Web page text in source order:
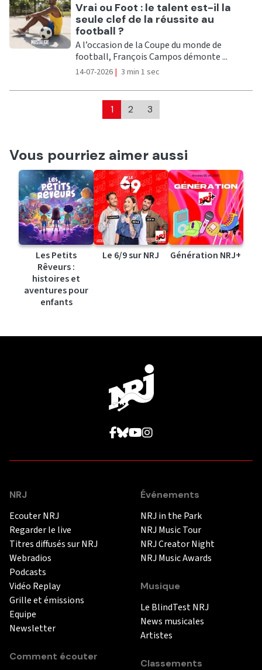
Ecouter
Vrai ou Foot : le talent est-il la
seule clef de la réussite au
football ?
A l’occasion de la Coupe du monde de
football, François Campos démonte ...
14-07-2026 | 3 min 1 sec
1 2 3
Vous pourriez aimer aussi
Les Petits
Rêveurs :
histoires et
aventures pour
enfants
Le 6/9 sur NRJ Génération NRJ+
NRJ
Ecouter NRJ
Regarder le live
Titres diffusés sur NRJ
Webradios
Podcasts
Vidéo Replay
Grille et émissions
Equipe
Newsletter
Comment écouter
Événements
NRJ in the Park
NRJ Music Tour
NRJ Creator Night
NRJ Music Awards
Musique
Le BlindTest NRJ
News musicales
Artistes
Classements